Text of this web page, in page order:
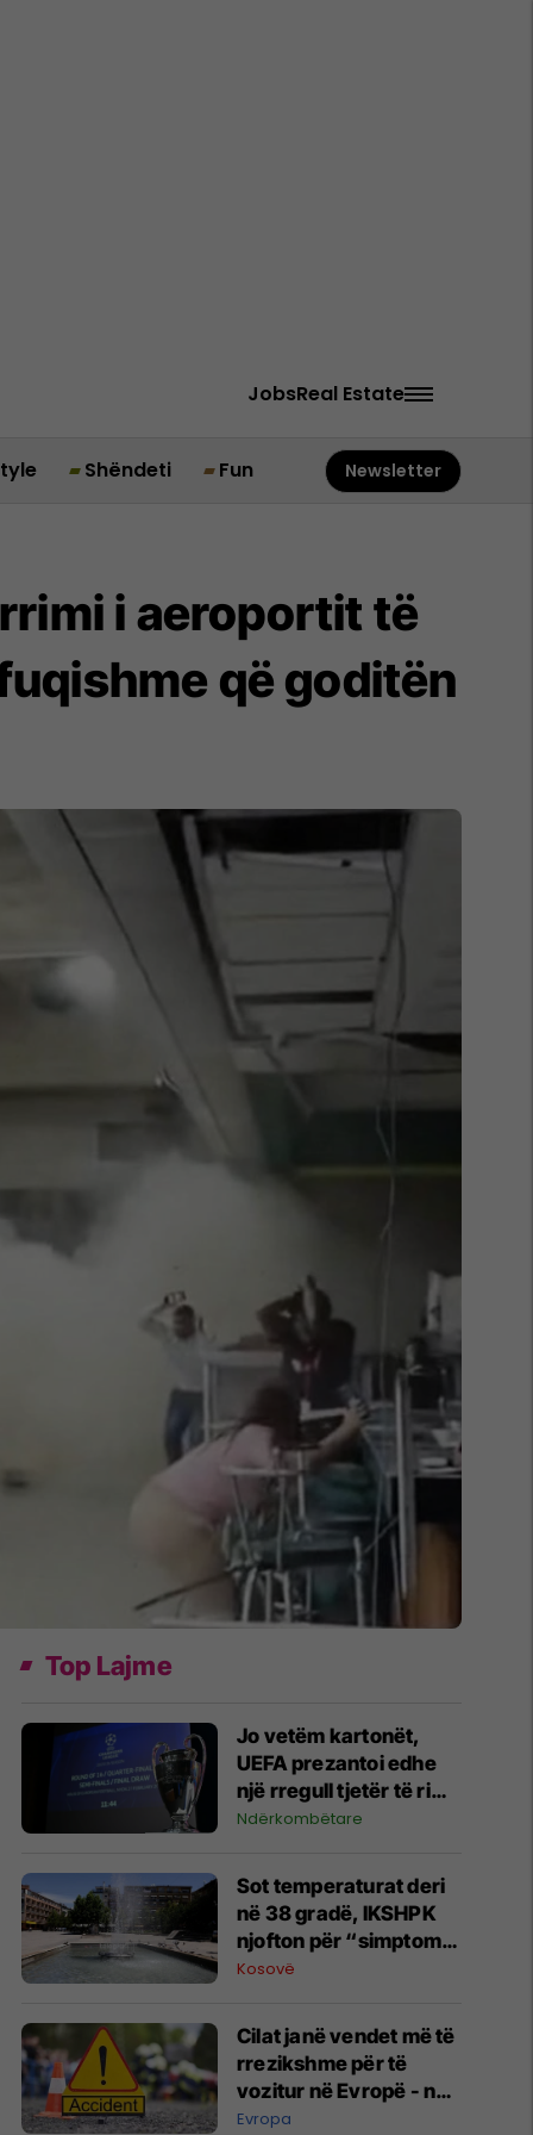
JobsReal Estate
Shëndeti Fun Newsletter
i aeroportit të
që goditën
Top Lajme
Jo vetëm kartonët,
UEFA prezantoi edhe
një rregull tjetër të ri
për Ligën e
evropiane
Ndërkombëtare
Sot temperaturat deri
në 38 gradë, IKSHPK
njofton për “simptomat
e nxehtësisë”
Kosovë
Cilat janë vendet më të
rrezikshme për të
vozitur në Evropë - në
njërin prej tyre
Evropa